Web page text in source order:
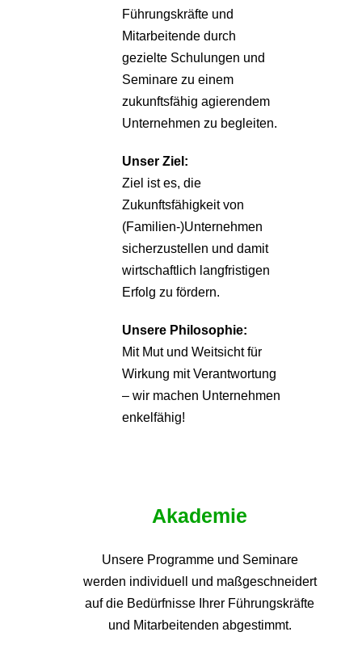
Führungskräfte und
Mitarbeitende durch
gezielte Schulungen und
Seminare zu einem
zukunftsfähig agierendem
Unternehmen zu begleiten.
Unser Ziel:
Ziel ist es, die
Zukunftsfähigkeit von
(Familien-)Unternehmen
sicherzustellen und damit
wirtschaftlich langfristigen
Erfolg zu fördern.
Unsere Philosophie:
Mit Mut und Weitsicht für
Wirkung mit Verantwortung
– wir machen Unternehmen
enkelfähig!
Akademie
Unsere Programme und Seminare
werden individuell und maßgeschneidert
auf die Bedürfnisse Ihrer Führungskräfte
und Mitarbeitenden abgestimmt.